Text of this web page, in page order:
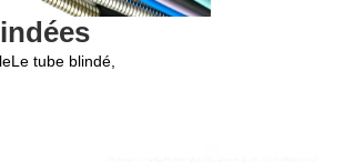
Le tube blindé,